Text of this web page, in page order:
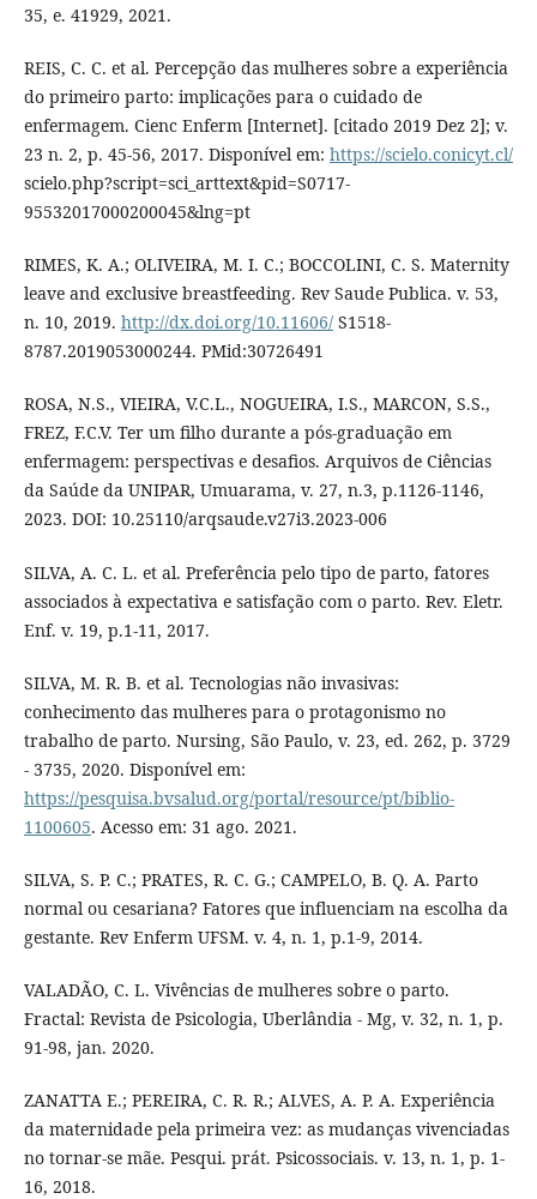
35, e. 41929, 2021.
REIS, C. C. et al. Percepção das mulheres sobre a experiência
do primeiro parto: implicações para o cuidado de
enfermagem. Cienc Enferm [Internet]. [citado 2019 Dez 2]; v.
23 n. 2, p. 45-56, 2017. Disponível em: https://scielo.conicyt.cl/
scielo.php?script=sci_arttext&pid=S0717-
95532017000200045&lng=pt
RIMES, K. A.; OLIVEIRA, M. I. C.; BOCCOLINI, C. S. Maternity
leave and exclusive breastfeeding. Rev Saude Publica. v. 53,
n. 10, 2019. http://dx.doi.org/10.11606/S1518-
8787.2019053000244. PMid:30726491
ROSA, N.S., VIEIRA, V.C.L., NOGUEIRA, I.S., MARCON, S.S.,
FREZ, F.C.V. Ter um filho durante a pós-graduação em
enfermagem: perspectivas e desafios. Arquivos de Ciências
da Saúde da UNIPAR, Umuarama, v. 27, n.3, p.1126-1146,
2023. DOI: 10.25110/arqsaude.v27i3.2023-006
SILVA, A. C. L. et al. Preferência pelo tipo de parto, fatores
associados à expectativa e satisfação com o parto. Rev. Eletr.
Enf. v. 19, p.1-11, 2017.
SILVA, M. R. B. et al. Tecnologias não invasivas:
conhecimento das mulheres para o protagonismo no
trabalho de parto. Nursing, São Paulo, v. 23, ed. 262, p. 3729
- 3735, 2020. Disponível em:
https://pesquisa.bvsalud.org/portal/resource/pt/biblio-
1100605. Acesso em: 31 ago. 2021.
SILVA, S. P. C.; PRATES, R. C. G.; CAMPELO, B. Q. A. Parto
normal ou cesariana? Fatores que influenciam na escolha da
gestante. Rev Enferm UFSM. v. 4, n. 1, p.1-9, 2014.
VALADÃO, C. L. Vivências de mulheres sobre o parto.
Fractal: Revista de Psicologia, Uberlândia - Mg, v. 32, n. 1, p.
91-98, jan. 2020.
ZANATTA E.; PEREIRA, C. R. R.; ALVES, A. P. A. Experiência
da maternidade pela primeira vez: as mudanças vivenciadas
no tornar-se mãe. Pesqui. prát. Psicossociais. v. 13, n. 1, p. 1-
16, 2018.